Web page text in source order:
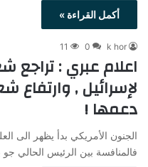
أكمل القراءة »
k hor
0
11
اعلام عبري : تراجع
لإسرائيل , وارتفاع
دعمها !
الجنون الأمريكي بدأ يظهر الى
فالمنافسة بين الرئيس الحالي